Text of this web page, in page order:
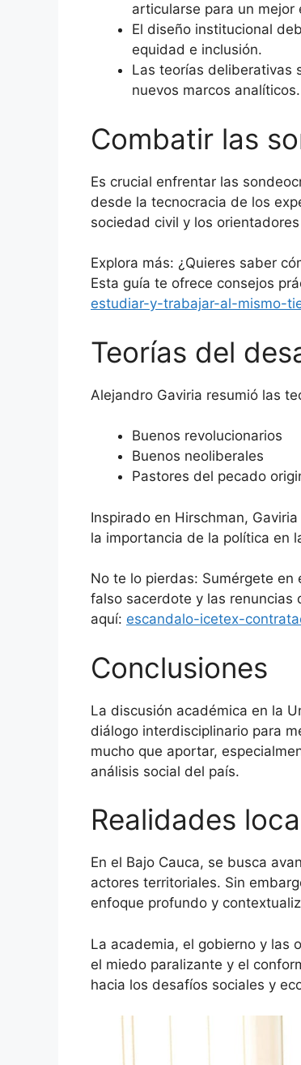
articularse para un
El diseño institucional
equidad e inclusión.
Las teorías deliberativas
nuevos marcos analíticos.
Combatir las
Es crucial enfrentar las
desde la tecnocracia de los
sociedad civil y los
Explora más: ¿Quieres saber
Esta guía te ofrece consejos
estudiar-y-trabajar-al-mismo-
Teorías del
Alejandro Gaviria resumió las
Buenos revolucionarios
Buenos neoliberales
Pastores del pecado
Inspirado en Hirschman,
la importancia de la política en
No te lo pierdas: Sumérgete en
falso sacerdote y las renuncias
aquí: escandalo-icetex-
Conclusiones
La discusión académica en la
diálogo interdisciplinario para
mucho que aportar,
análisis social del país.
Realidades
En el Bajo Cauca, se busca
actores territoriales. Sin
enfoque profundo y
La academia, el gobierno y las
el miedo paralizante y el
hacia los desafíos sociales y